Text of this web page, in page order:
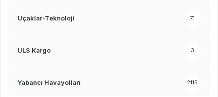
Uçaklar-Teknoloji 71
ULS Kargo 3
Yabancı Havayolları 2115